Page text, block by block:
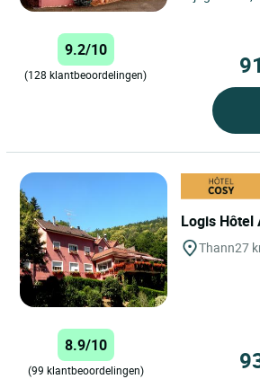
een
9.2/10
(128 klantbeoordelingen)
Logis
Thann27
8.9/10
(99 klantbeoordelingen)